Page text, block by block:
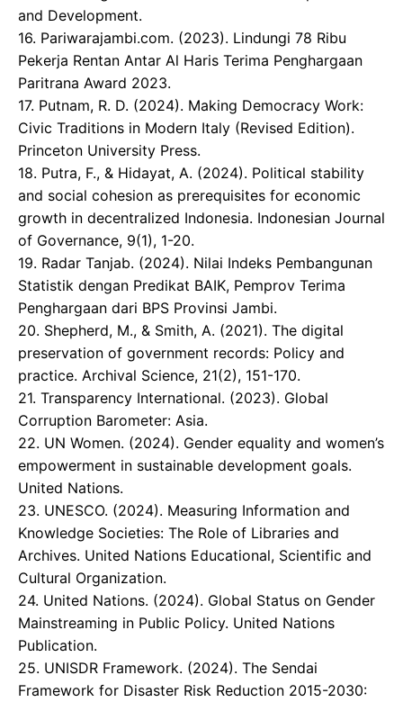
and Development.
16. Pariwarajambi.com. (2023). Lindungi 78 Ribu
Pekerja Rentan Antar Al Haris Terima Penghargaan
Paritrana Award 2023.
17. Putnam, R. D. (2024). Making Democracy Work:
Civic Traditions in Modern Italy (Revised Edition).
Princeton University Press.
18. ​Putra, F., & Hidayat, A. (2024). Political stability
and social cohesion as prerequisites for economic
growth in decentralized Indonesia. Indonesian Journal
of Governance, 9(1), 1-20.
19. Radar Tanjab. (2024). Nilai Indeks Pembangunan
Statistik dengan Predikat BAIK, Pemprov Terima
Penghargaan dari BPS Provinsi Jambi.
20. ​Shepherd, M., & Smith, A. (2021). The digital
preservation of government records: Policy and
practice. Archival Science, 21(2), 151-170.
21. Transparency International. (2023). Global
Corruption Barometer: Asia.
22. UN Women. (2024). Gender equality and women’s
empowerment in sustainable development goals.
United Nations.
23. UNESCO. (2024). Measuring Information and
Knowledge Societies: The Role of Libraries and
Archives. United Nations Educational, Scientific and
Cultural Organization.
24. United Nations. (2024). Global Status on Gender
Mainstreaming in Public Policy. United Nations
Publication.
25. ​UNISDR Framework. (2024). The Sendai
Framework for Disaster Risk Reduction 2015-2030: